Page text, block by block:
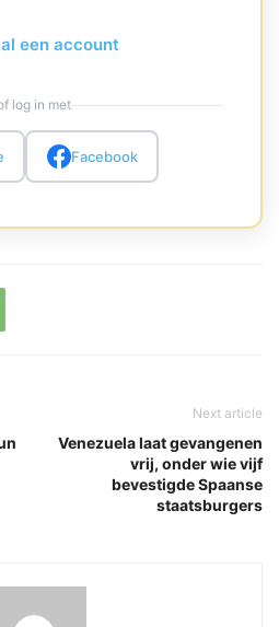
een account
log in met
Facebook
Next article
Venezuela laat gevangenen
vrij, onder wie vijf
bevestigde Spaanse
staatsburgers